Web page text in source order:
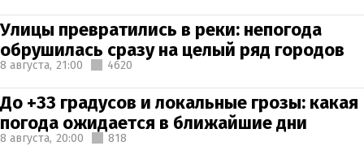
Улицы превратились в реки: непогода
обрушилась сразу на целый ряд городов
8 августа, 21:00 4620
До +33 градусов и локальные грозы: какая
погода ожидается в ближайшие дни
8 августа, 20:00 818